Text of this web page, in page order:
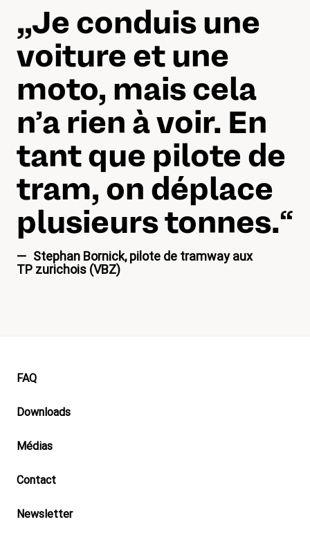
„„Je conduis une
voiture et une
moto, mais cela
n’a rien à voir. En
tant que pilote de
tram, on déplace
plusieurs tonnes.“
Stephan Bornick, pilote de tramway aux
TP zurichois (VBZ)
Footer
FAQ
Downloads
Médias
Contact
Newsletter